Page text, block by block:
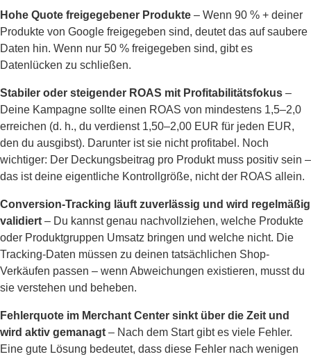
Hohe Quote freigegebener Produkte – Wenn 90 % + deiner
Produkte von Google freigegeben sind, deutet das auf saubere
Daten hin. Wenn nur 50 % freigegeben sind, gibt es
Datenlücken zu schließen.
Stabiler oder steigender ROAS mit Profitabilitätsfokus –
Deine Kampagne sollte einen ROAS von mindestens 1,5–2,0
erreichen (d. h., du verdienst 1,50–2,00 EUR für jeden EUR,
den du ausgibst). Darunter ist sie nicht profitabel. Noch
wichtiger: Der Deckungsbeitrag pro Produkt muss positiv sein –
das ist deine eigentliche Kontrollgröße, nicht der ROAS allein.
Conversion-Tracking läuft zuverlässig und wird regelmäßig
validiert – Du kannst genau nachvollziehen, welche Produkte
oder Produktgruppen Umsatz bringen und welche nicht. Die
Tracking-Daten müssen zu deinen tatsächlichen Shop-
Verkäufen passen – wenn Abweichungen existieren, musst du
sie verstehen und beheben.
Fehlerquote im Merchant Center sinkt über die Zeit und
wird aktiv gemanagt – Nach dem Start gibt es viele Fehler.
Eine gute Lösung bedeutet, dass diese Fehler nach wenigen